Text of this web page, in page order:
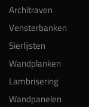
Architraven
Vensterbanken
Sierlijsten
Wandplanken
Lambrisering
Wandpanelen